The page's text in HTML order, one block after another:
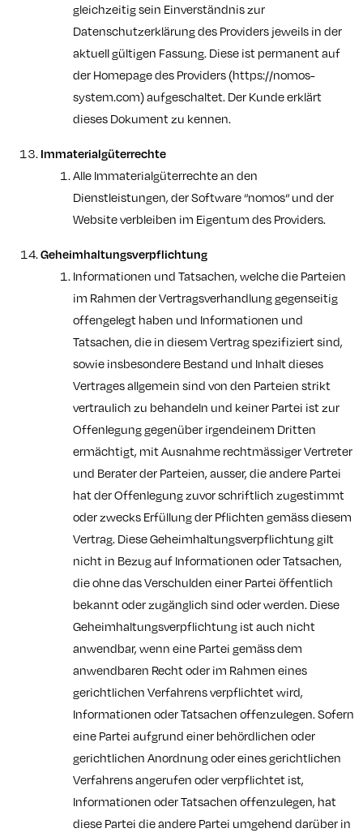
gleichzeitig sein Einverständnis zur
Datenschutzerklärung des Providers jeweils in der
aktuell gültigen Fassung. Diese ist permanent auf
der Homepage des Providers (https://nomos-
system.com) aufgeschaltet. Der Kunde erklärt
dieses Dokument zu kennen.
Immaterialgüterrechte
Alle Immaterialgüterrechte an den
Dienstleistungen, der Software “nomos“ und der
Website verbleiben im Eigentum des Providers.
Geheimhaltungsverpflichtung
Informationen und Tatsachen, welche die Parteien
im Rahmen der Vertragsverhandlung gegenseitig
offengelegt haben und Informationen und
Tatsachen, die in diesem Vertrag spezifiziert sind,
sowie insbesondere Bestand und Inhalt dieses
Vertrages allgemein sind von den Parteien strikt
vertraulich zu behandeln und keiner Partei ist zur
Offenlegung gegenüber irgendeinem Dritten
ermächtigt, mit Ausnahme rechtmässiger Vertreter
und Berater der Parteien, ausser, die andere Partei
hat der Offenlegung zuvor schriftlich zugestimmt
oder zwecks Erfüllung der Pflichten gemäss diesem
Vertrag. Diese Geheimhaltungsverpflichtung gilt
nicht in Bezug auf Informationen oder Tatsachen,
die ohne das Verschulden einer Partei öffentlich
bekannt oder zugänglich sind oder werden. Diese
Geheimhaltungsverpflichtung ist auch nicht
anwendbar, wenn eine Partei gemäss dem
anwendbaren Recht oder im Rahmen eines
gerichtlichen Verfahrens verpflichtet wird,
Informationen oder Tatsachen offenzulegen. Sofern
eine Partei aufgrund einer behördlichen oder
gerichtlichen Anordnung oder eines gerichtlichen
Verfahrens angerufen oder verpflichtet ist,
Informationen oder Tatsachen offenzulegen, hat
diese Partei die andere Partei umgehend darüber in